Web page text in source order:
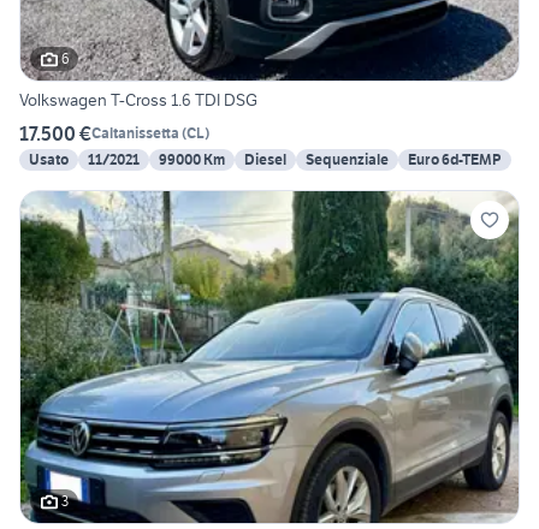
6
Volkswagen T-Cross 1.6 TDI DSG
17.500 €Caltanissetta (CL)
Usato
11/2021 99000 Km Diesel Sequenziale Euro 6d-TEMP
3